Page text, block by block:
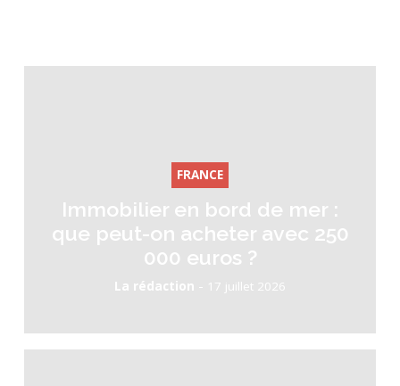
FRANCE
Immobilier en bord de mer :
que peut-on acheter avec 250
000 euros ?
La rédaction - 17 juillet 2026